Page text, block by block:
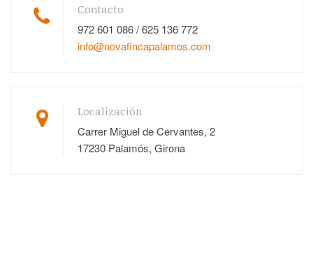
Contacto
972 601 086 / 625 136 772
info@novafincapalamos.com
Localización
Carrer Miguel de Cervantes, 2
17230 Palamós, Girona